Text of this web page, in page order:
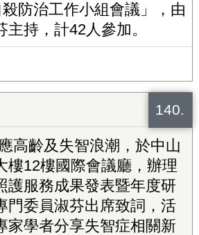
殺防治工作小組會議」，由
主持，計42人參加。
140.
高齡及失智浪潮，於中山
樓12樓國際會議廳，辦理
護服務成果發表暨年度研
門委員淑芬出席致詞，活
家學者分享失智症相關新